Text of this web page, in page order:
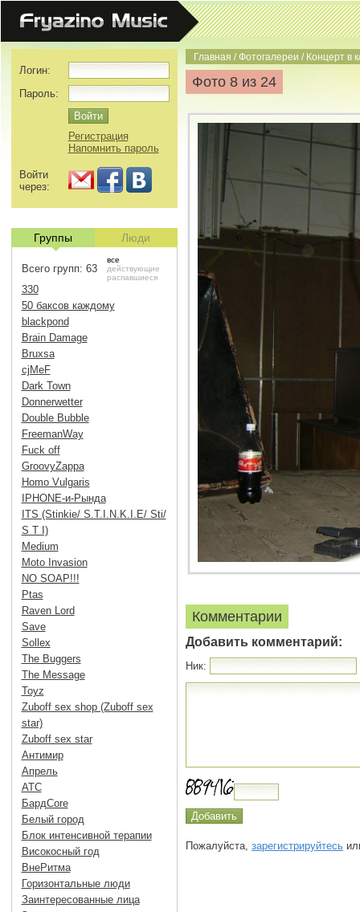
Главная /Фотогалереи / Концерт в
Фото 8 из 24
Комментарии
Добавить комментарий:
Ник:
Пожалуйста, зарегистрируйтесь
Логин:
Пароль:
Регистрация
Напомнить пароль
Войти
через:
Группы Люди
Всего групп: 63
все
действующие
распавшиеся
330
50 баксов каждому
blackpond
Brain Damage
Bruxsa
cjMeF
Dark Town
Donnerwetter
Double Bubble
FreemanWay
Fuck off
GroovyZappa
Homo Vulgaris
IPHONE-и-Рында
ITS (Stinkie/ S.T.I.N.K.I.E/ Sti/
S T I)
Medium
Moto Invasion
NO SOAP!!!
Ptas
Raven Lord
Save
Sollex
The Buggers
The Message
Toyz
Zuboff sex shop (Zuboff sex
star)
Zuboff sex star
Антимир
Апрель
АТС
БардCore
Белый город
Блок интенсивной терапии
Високосный год
ВнеРитма
Горизонтальные люди
Заинтересованные лица